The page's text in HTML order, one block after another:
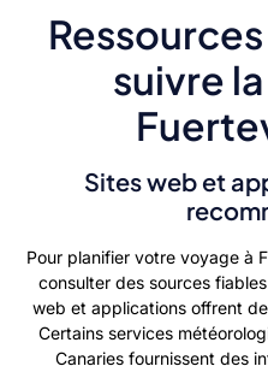
suivre
Sites web et
Pour planifier votre voyage à
consulter des sources
web et applications offrent
Certains services
Canaries fournissent des